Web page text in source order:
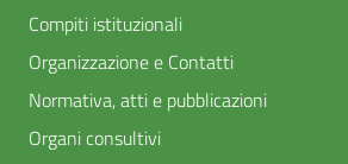
Compiti istituzionali
Organizzazione e Contatti
Normativa, atti e pubblicazioni
Organi consultivi